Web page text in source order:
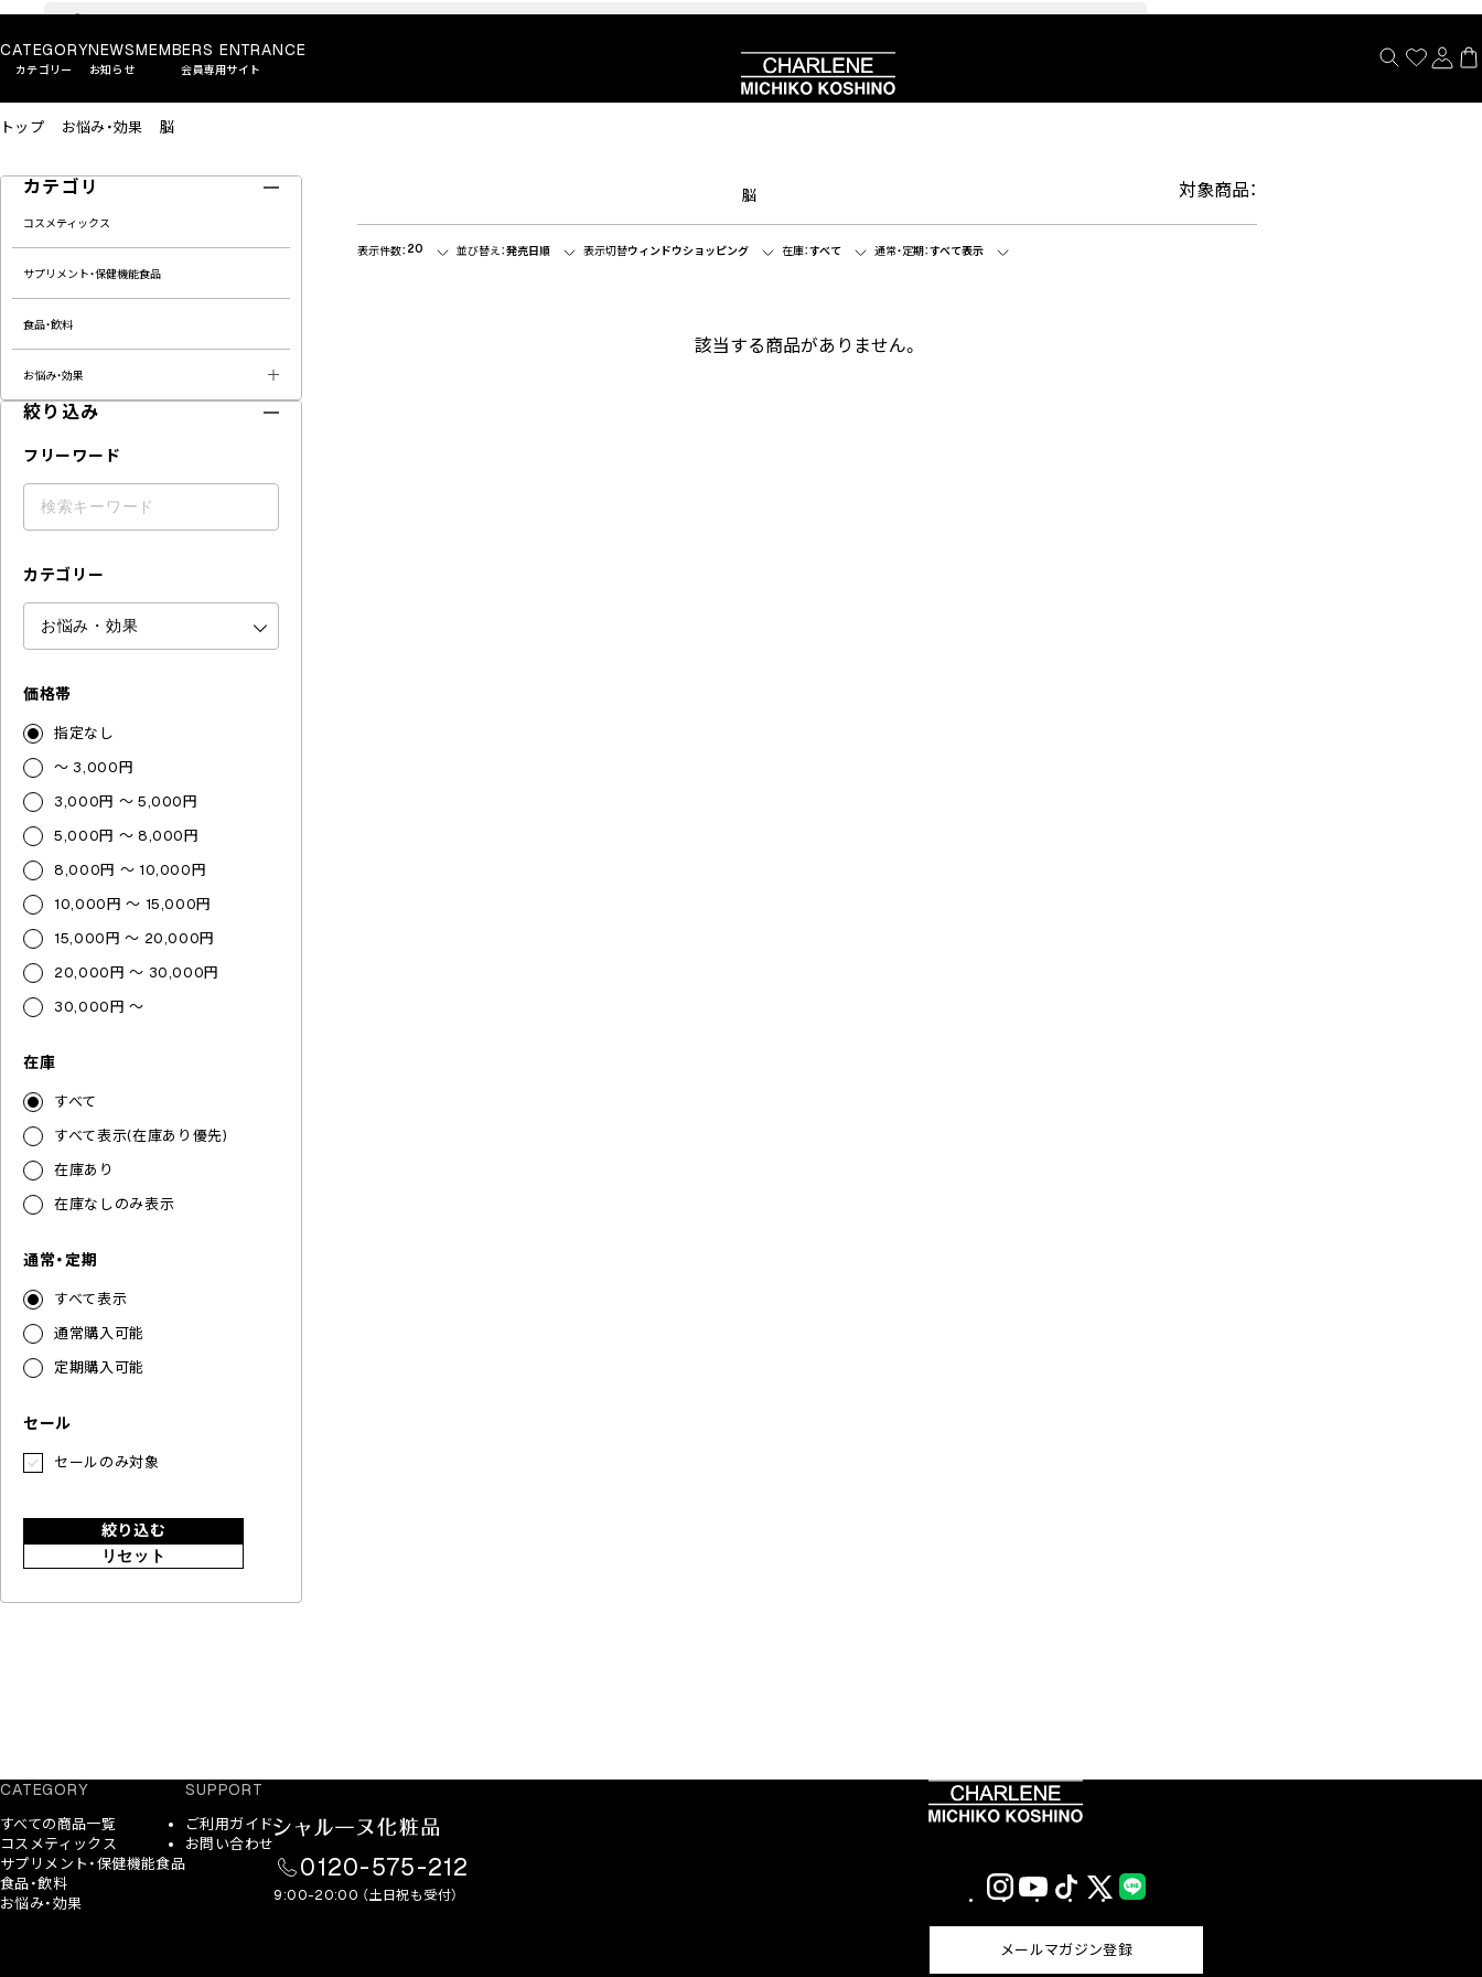
CATEGORY
カテゴリー
NEWS
お知らせ
MEMBERS ENTRANCE
会員専用サイト
トップ お悩み・効果 脳
カテゴリ
コスメティックス
サプリメント・保健機能食品
食品・飲料
お悩み・効果
絞り込み
フリーワード
カテゴリー
価格帯
指定なし
～ 3,000円
3,000円 ～ 5,000円
5,000円 ～ 8,000円
8,000円 ～ 10,000円
10,000円 ～ 15,000円
15,000円 ～ 20,000円
20,000円 ～ 30,000円
30,000円 ～
在庫
すべて
すべて表示(在庫あり優先)
在庫あり
在庫なしのみ表示
通常・定期
すべて表示
通常購入可能
定期購入可能
セール
セールのみ対象
絞り込む
リセット
脳 対象商品：
表示件数： 20 並び替え：発売日順 表示切替ウィンドウショッピング 在庫：すべて 通常・定期：すべて表示
該当する商品がありません。
CATEGORY
すべての商品一覧
コスメティックス
サプリメント・保健機能食品
食品・飲料
お悩み・効果
SUPPORT
ご利用ガイド
お問い合わせ
0120-575-212
9:00-20:00 （土日祝も受付）
InstagramYouTubeTikTok X
(Twitter)
メールマガジン登録